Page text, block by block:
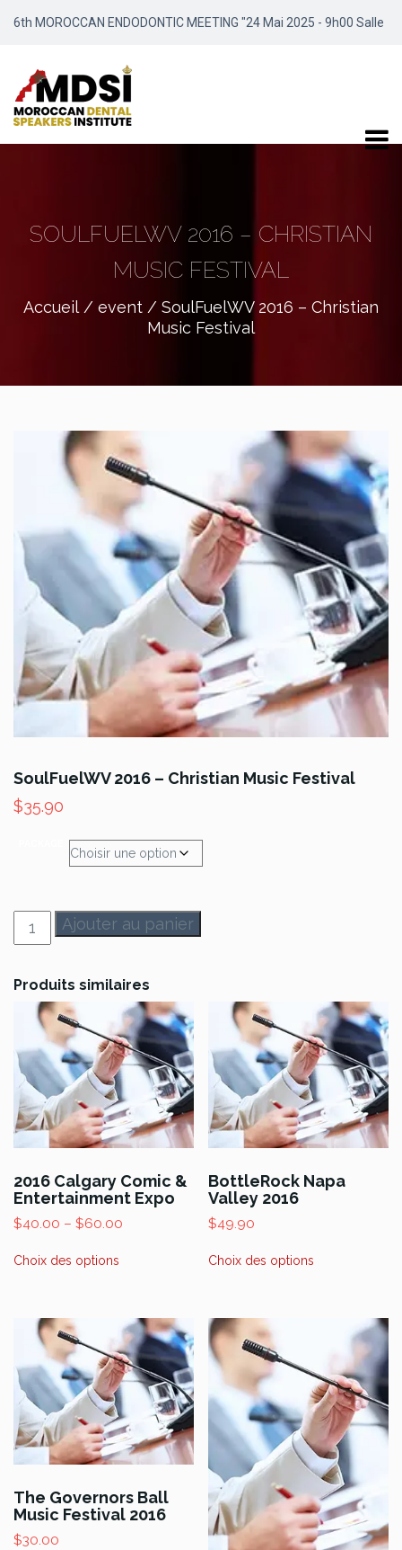
6th MOROCCAN ENDODONTIC MEETING "24 Mai 2025 - 9h00 Salle
Meydene / Marrakech"
SOULFUELWV 2016 – CHRISTIAN
MUSIC FESTIVAL
Accueil / event / SoulFuelWV 2016 – Christian
Music Festival
SoulFuelWV 2016 – Christian Music Festival
$35.90
quantité
de
2016
Christian
Music
Festival
Ajouter au panier
Produits similaires
2016 Calgary Comic &
Entertainment Expo
$40.00 – $60.00
Choix des options
variations.
Les
options
peuvent
être
choisies
sur
page
du
BottleRock Napa
Valley 2016
$49.90
Choix des options
variations.
Les
options
peuvent
être
choisies
sur
la
page
du
produit
The Governors Ball
Music Festival 2016
$30.00